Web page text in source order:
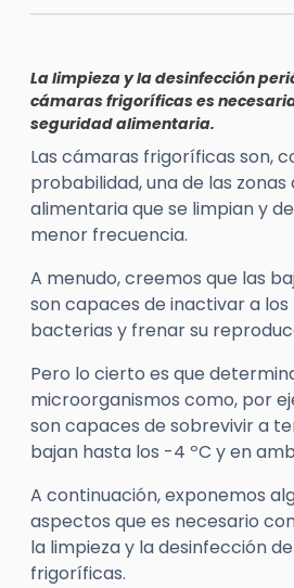
La limpieza y la desinfección
cámaras frigoríficas es
seguridad alimentaria.
Las cámaras frigoríficas son,
probabilidad, una de las zonas
alimentaria que se limpian y
menor frecuencia.
A menudo, creemos que las
son capaces de inactivar a los
bacterias y frenar su
Pero lo cierto es que
microorganismos como, por
son capaces de sobrevivir a
bajan hasta los -4 ºC y en
A continuación, exponemos
aspectos que es necesario
la limpieza y la desinfección
frigoríficas.